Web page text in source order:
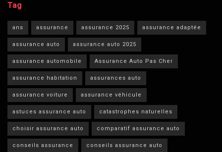
Tag
ans assurance assurance 2025 assurance adaptée
assurance auto assurance auto 2025
assurance automobile Assurance Auto Pas Cher
assurance habitation assurances auto
assurance voiture assurance véhicule
astuces assurance auto catastrophes naturelles
choisir assurance auto comparatif assurance auto
conseils assurance conseils assurance auto